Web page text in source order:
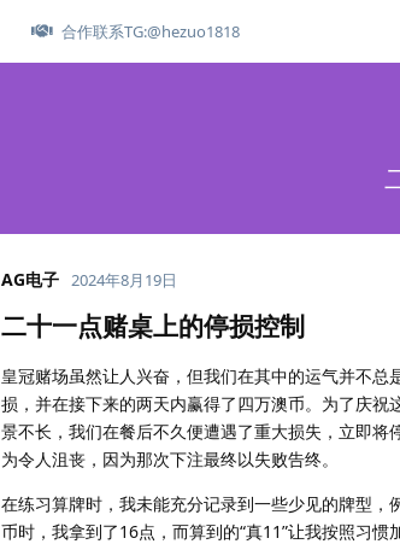
合作联系TG:@hezuo1818
AG电子 2024年8月19日
二十一点赌桌上的停损控制
皇冠赌场虽然让人兴奋，但我们在其中的运气并不
损，并在接下来的两天内赢得了四万澳币。为了庆
景不长，我们在餐后不久便遭遇了重大损失，立即
为令人沮丧，因为那次下注最终以失败告终。
在练习算牌时，我未能充分记录到一些少见的牌型，
币时，我拿到了16点，而算到的“真11”让我按照习